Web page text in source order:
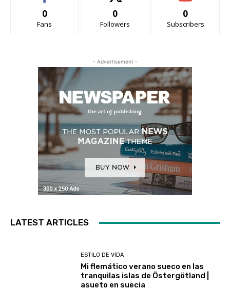
0
Fans
0
Followers
0
Subscribers
- Advertisement -
LATEST ARTICLES
ESTILO DE VIDA
Mi flemático verano sueco en las
tranquilas islas de Östergötland |
asueto en suecia